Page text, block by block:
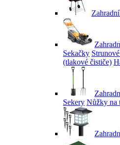
Sekačky
(tlakové čističe)
Sekery Nůžky na